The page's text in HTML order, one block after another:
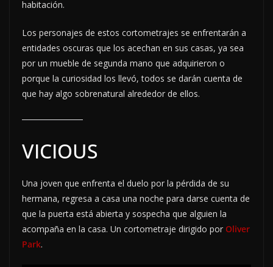
habitación.
Los personajes de estos cortometrajes se enfrentarán a
entidades oscuras que los acechan en sus casas, ya sea
por un mueble de segunda mano que adquirieron o
porque la curiosidad los llevó, todos se darán cuenta de
que hay algo sobrenatural alrededor de ellos.
VICIOUS
Una joven que enfrenta el duelo por la pérdida de su
hermana, regresa a casa una noche para darse cuenta de
que la puerta está abierta y sospecha que alguien la
acompaña en la casa. Un cortometraje dirigido por Oliver
Park.